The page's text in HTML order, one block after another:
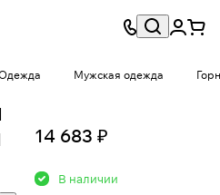
Мужская одежда
14 683 ₽
В наличии